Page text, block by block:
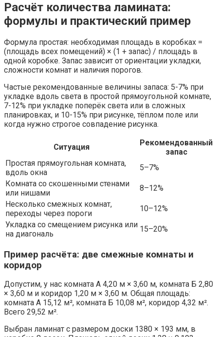
Расчёт количества ламината:
формулы и практический пример
Формула простая: необходимая площадь в коробках =
(площадь всех помещений) × (1 + запас) / площадь в
одной коробке. Запас зависит от ориентации укладки,
сложности комнат и наличия порогов.
Частые рекомендованные величины запаса: 5-7% при
укладке вдоль света в простой прямоугольной комнате,
7-12% при укладке поперёк света или в сложных
планировках, и 10-15% при рисунке, тёплом поле или
когда нужно строгое совпадение рисунка.
Ситуация
Рекомендованный
запас
Простая прямоугольная комната,
вдоль окна
5–7%
Комната со скошенными стенами
или нишами
8–12%
Несколько смежных комнат,
переходы через пороги
10–12%
Укладка со смещением рисунка или
на диагональ
15–20%
Пример расчёта: две смежные комнаты и
коридор
Допустим, у нас комната А 4,20 м × 3,60 м, комната Б 2,80
× 3,60 м и коридор 1,20 м × 3,60 м. Общая площадь:
комната А 15,12 м², комната Б 10,08 м², коридор 4,32 м².
Всего 29,52 м².
Выбран ламинат с размером доски 1380 × 193 мм, в